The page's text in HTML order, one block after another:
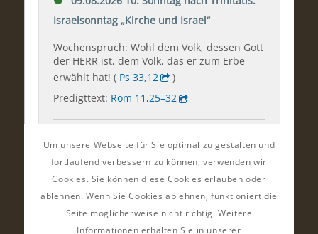
Um unsere Webseite für Sie optimal zu gestalten und
fortlaufend verbessern zu können, verwenden wir
Cookies. Sie können diese Cookies erlauben oder
ablehnen. Wenn Sie Cookies ablehnen, funktioniert die
Seite möglicherweise nicht richtig. Weitere
Informationen erhalten Sie in unserer